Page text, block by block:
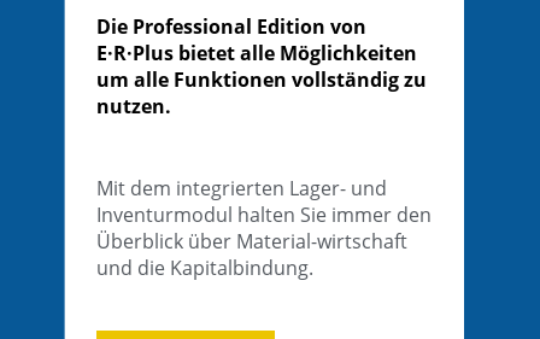
Die Professional Edition von
E·R·Plus bietet alle Möglichkeiten
um alle Funktionen vollständig zu
nutzen.
Mit dem integrierten Lager- und
Inventurmodul halten Sie immer den
Überblick über Material-wirtschaft
und die Kapitalbindung.